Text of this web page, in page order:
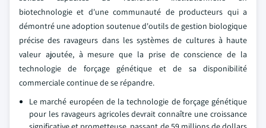
biotechnologie et d'une communauté de producteurs qui a
démontré une adoption soutenue d'outils de gestion biologique
précise des ravageurs dans les systèmes de cultures à haute
valeur ajoutée, à mesure que la prise de conscience de la
technologie de forçage génétique et de sa disponibilité
commerciale continue de se répandre.
Le marché européen de la technologie de forçage génétique
pour les ravageurs agricoles devrait connaître une croissance